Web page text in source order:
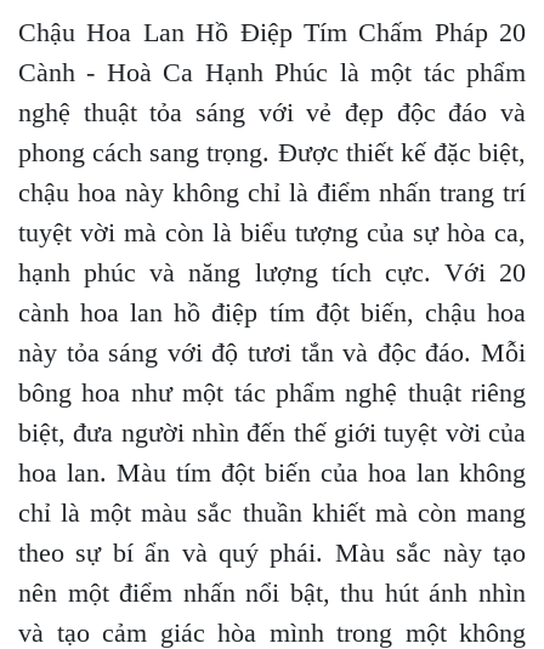
Chậu Hoa Lan Hồ Điệp Tím Chấm Pháp 20
Cành - Hoà Ca Hạnh Phúc là một tác phẩm
nghệ thuật tỏa sáng với vẻ đẹp độc đáo và
phong cách sang trọng. Được thiết kế đặc biệt,
chậu hoa này không chỉ là điểm nhấn trang trí
tuyệt vời mà còn là biểu tượng của sự hòa ca,
hạnh phúc và năng lượng tích cực. Với 20
cành hoa lan hồ điệp tím đột biến, chậu hoa
này tỏa sáng với độ tươi tắn và độc đáo. Mỗi
bông hoa như một tác phẩm nghệ thuật riêng
biệt, đưa người nhìn đến thế giới tuyệt vời của
hoa lan. Màu tím đột biến của hoa lan không
chỉ là một màu sắc thuần khiết mà còn mang
theo sự bí ẩn và quý phái. Màu sắc này tạo
nên một điểm nhấn nổi bật, thu hút ánh nhìn
và tạo cảm giác hòa mình trong một không